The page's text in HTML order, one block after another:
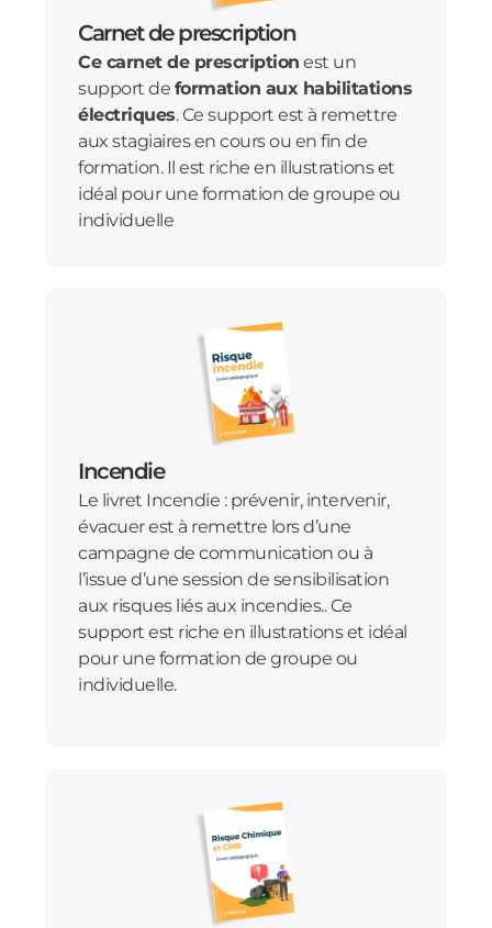
Carnet de prescription
Ce carnet de prescription est un
support de formation aux habilitations
électriques. Ce support est à remettre
aux stagiaires en cours ou en fin de
formation. Il est riche en illustrations et
idéal pour une formation de groupe ou
individuelle
Incendie
Le livret Incendie : prévenir, intervenir,
évacuer est à remettre lors d’une
campagne de communication ou à
l’issue d’une session de sensibilisation
aux risques liés aux incendies.. Ce
support est riche en illustrations et idéal
pour une formation de groupe ou
individuelle.